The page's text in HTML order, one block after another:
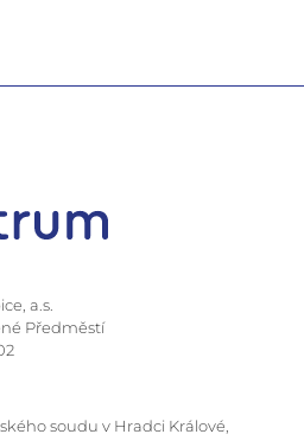
a.s.
Předměstí
soudu v Hradci Králové,